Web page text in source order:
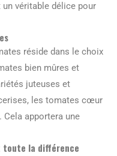
véritable délice pour
réside dans le choix
bien mûres et
juteuses et
les tomates cœur
apportera une
toute la différence